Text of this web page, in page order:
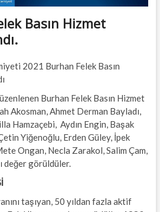
Basın Hizmet
2021 Burhan Felek Basın
Burhan Felek Basın Hizmet
Akosman, Ahmet Derman Bayladı,
Hamzaçebi, Aydın Engin, Başak
Yiğenoğlu, Erden Güley, İpek
Ongan, Necla Zarakol, Salim Çam,
değer görüldüler.
taşıyan, 50 yıldan fazla aktif